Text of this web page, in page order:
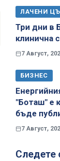
ЛАЧЕНИ
Три дни в
клинична
7 Август,
БИЗНЕС
"Боташ" е
бъде
7 Август,
Следете